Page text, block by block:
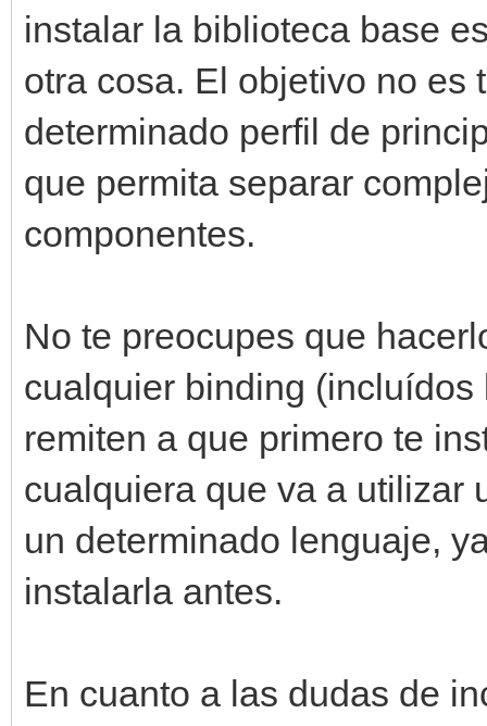
instalar la biblioteca base
otra cosa. El objetivo no es
determinado perfil de
que permita separar
componentes.
No te preocupes que
cualquier binding
remiten a que primero te
cualquiera que va a utilizar
un determinado lenguaje,
instalarla antes.
En cuanto a las dudas de